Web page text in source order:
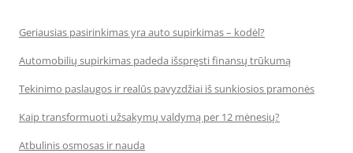
Geriausias pasirinkimas yra auto supirkimas – kodėl?
Automobilių supirkimas padeda išspręsti finansų trūkumą
Tekinimo paslaugos ir realūs pavyzdžiai iš sunkiosios pramonės
Kaip transformuoti užsakymų valdymą per 12 mėnesių?
Atbulinis osmosas ir nauda